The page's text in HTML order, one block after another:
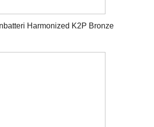
Harmonized K2P Bronze